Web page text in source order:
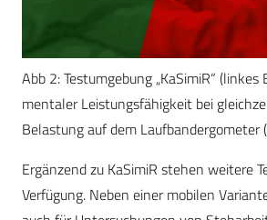
Abb 2: Testumgebung „KaSimiR“
mentaler Leistungsfähigkeit bei
Belastung auf dem Laufbandergometer
Ergänzend zu KaSimiR stehen weitere
Verfügung. Neben einer mobilen